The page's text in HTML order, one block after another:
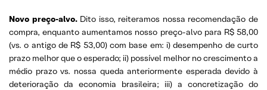
Novo preço-alvo.Dito isso, reiteramos nossa recomendação de
compra, enquanto aumentamos nosso preço-alvo para R$ 58,00
(vs. o antigo de R$ 53,00) com base em: i) desempenho de curto
prazo melhor que o esperado; ii) possível melhor no crescimento a
médio prazo vs. nossa queda anteriormente esperada devido à
deterioração da economia brasileira; iii) a concretização do